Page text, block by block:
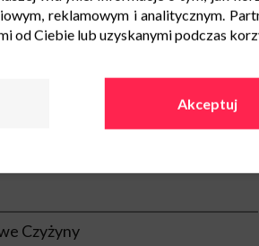
Czyżyny
reklamowym i analitycznym.
od Ciebie lub uzyskanymi podczas
Akceptuj